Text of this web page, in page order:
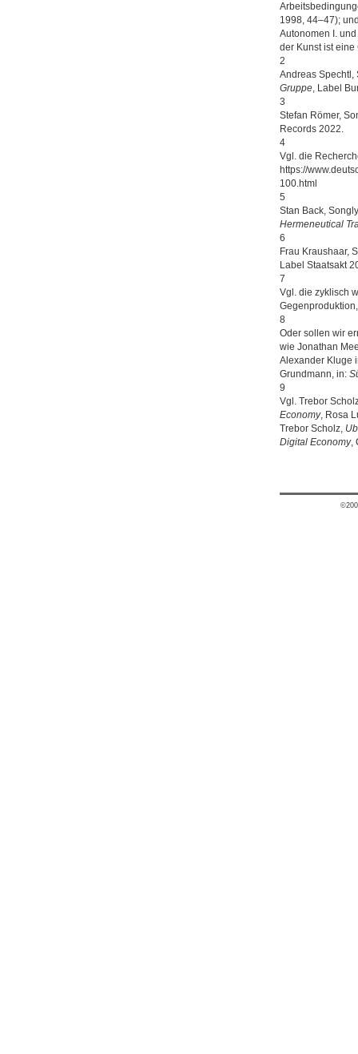
1998, 44–47);
Autonomen I. und
der Kunst ist eine
2
Andreas Spechtl,
Gruppe, Label
3
Stefan Römer,
Records 2022.
4
Vgl. die
https://
100.html
5
Stan Back,
Hermeneutical
6
Frau Kraushaar,
Label Staatsakt
7
Vgl. die zyklisch
8
Oder sollen wir
wie Jonathan
Alexander Kluge
Grundmann, in:
9
Vgl. Trebor
Economy, Rosa
Trebor Scholz,
Digital Economy,